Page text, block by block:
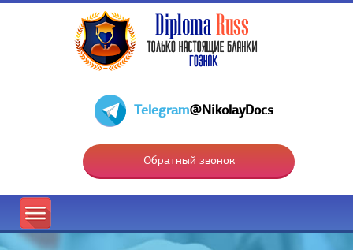
Telegram@NikolayDocs
Обратный звонок